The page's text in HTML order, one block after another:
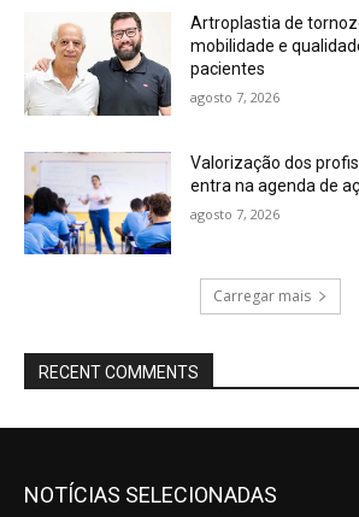
Artroplastia de
mobilidade e
pacientes
agosto 7, 2026
Valorização dos
entra na agenda de
agosto 7, 2026
Carregar mais
RECENT COMMENTS
NOTÍCIAS SELECIONADAS